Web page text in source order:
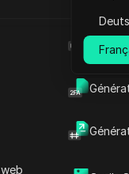
Quel
Poser des
Poser des
Ouvrir dans
Poser des